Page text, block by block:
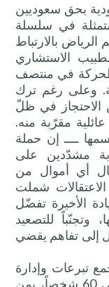
بحق سعوديين
في سلسلة
بالارتباط
الاستشاري
في منتصف
السعودية. وعلى رغم ترك
الاحتجاز في ظلّ
مقرّبة منه.
ــــ إن حملة
مشدّدين على
أي أموال من
شملت
الأخيرة تفضّل
وتجنّباً للتصعيد
إلى تفاهم يقضي
تبرعات وإدارة
أموال لـ«حماس» في السعودية تخطّى 60 شخصاً، بمن